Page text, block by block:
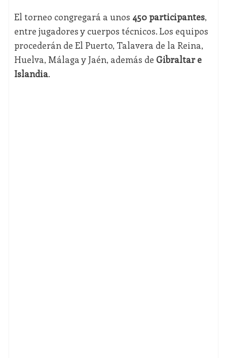
El torneo congregará a unos 450 participantes,
entre jugadores y cuerpos técnicos. Los equipos
procederán de El Puerto, Talavera de la Reina,
Huelva, Málaga y Jaén, además de Gibraltar e
Islandia.